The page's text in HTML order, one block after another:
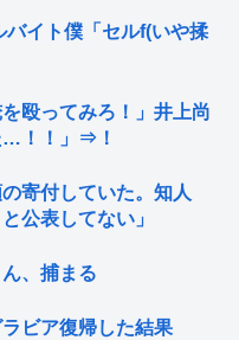
バイト僕「セルf(いや揉
殴ってみろ！」井上尚
…！！」⇒！
寄付していた。知人
公表してない」
、捕まる
ビア復帰した結果